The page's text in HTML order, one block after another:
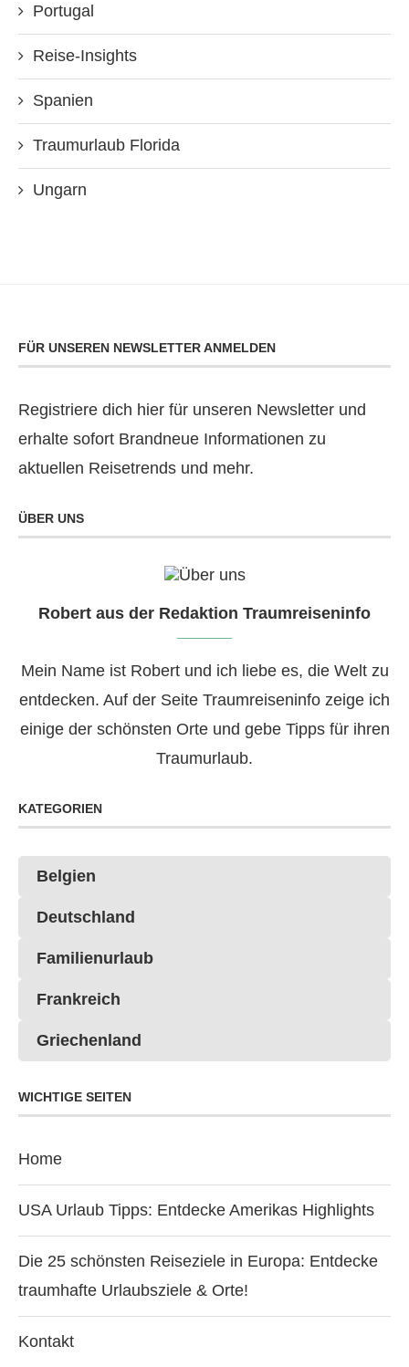
Portugal
Reise-Insights
Spanien
Traumurlaub Florida
Ungarn
FÜR UNSEREN NEWSLETTER ANMELDEN
Registriere dich hier für unseren Newsletter und
erhalte sofort Brandneue Informationen zu
aktuellen Reisetrends und mehr.
ÜBER UNS
Robert aus der Redaktion Traumreiseninfo
Mein Name ist Robert und ich liebe es, die Welt zu
entdecken. Auf der Seite Traumreiseninfo zeige ich
einige der schönsten Orte und gebe Tipps für ihren
Traumurlaub.
KATEGORIEN
Belgien
Deutschland
Familienurlaub
Frankreich
Griechenland
WICHTIGE SEITEN
Home
USA Urlaub Tipps: Entdecke Amerikas Highlights
Die 25 schönsten Reiseziele in Europa: Entdecke
traumhafte Urlaubsziele & Orte!
Kontakt